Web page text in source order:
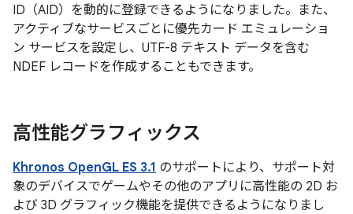
ID（AID）を動的に登録できるようになりました。また、
アクティブなサービスごとに優先カード エミュレーショ
ン サービスを設定し、UTF-8 テキスト データを含む
NDEF レコードを作成することもできます。
高性能グラフィックス
Khronos OpenGL ES 3.1 のサポートにより、サポート対
象のデバイスでゲームやその他のアプリに高性能の 2D お
よび 3D グラフィック機能を提供できるようになりまし